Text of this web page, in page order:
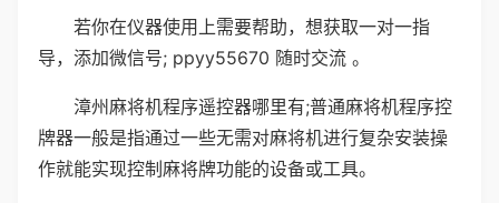
若你在仪器使用上需要帮助，想获取一对一指
导，添加微信号; ppyy55670 随时交流 。
漳州麻将机程序遥控器哪里有;普通麻将机程序控
牌器一般是指通过一些无需对麻将机进行复杂安装操
作就能实现控制麻将牌功能的设备或工具。